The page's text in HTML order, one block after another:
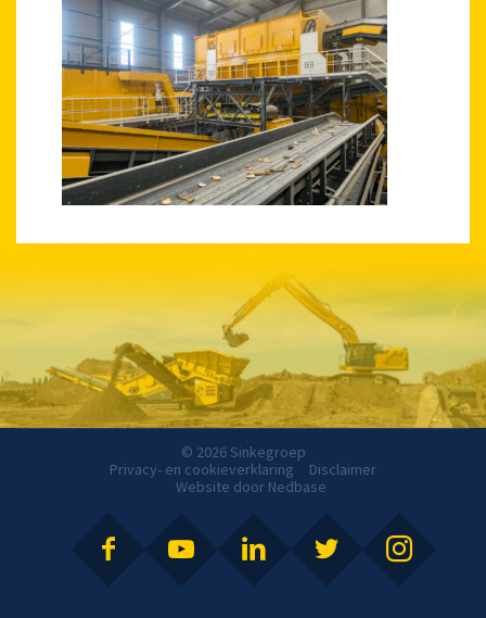
© 2026 Sinkegroep
Privacy- en cookieverklaring
Disclaimer
Website door Nedbase